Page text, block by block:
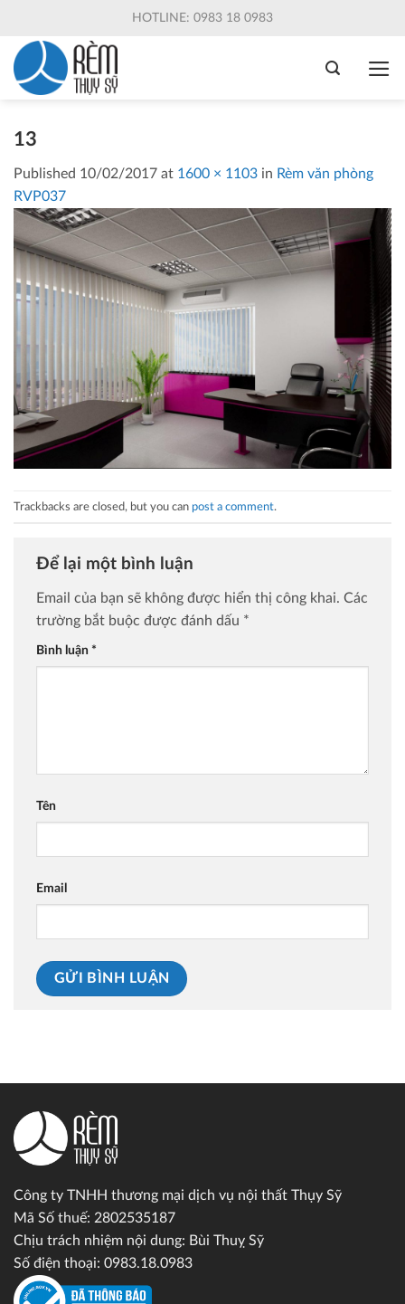
content
HOTLINE: 0983 18 0983
13
Published 10/02/2017 at 1600 × 1103 in Rèm văn phòng
RVP037
Trackbacks are closed, but you can post a comment.
Để lại một bình luận
Email của bạn sẽ không được hiển thị công khai. Các
trường bắt buộc được đánh dấu *
Bình luận *
Tên
Email
Công ty TNHH thương mại dịch vụ nội thất Thụy Sỹ
Mã Số thuế: 2802535187
Chịu trách nhiệm nội dung: Bùi Thuỵ Sỹ
Số điện thoại: 0983.18.0983